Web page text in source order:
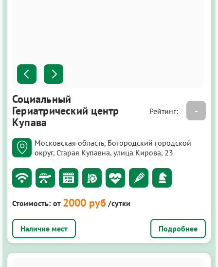
Социальный
Гериатрический центр
Купава
Рейтинг: -
Московская область, Богородский городской
округ, Старая Купавна, улица Кирова, 23
Стоимость: от 2000 руб /сутки
Подробнее